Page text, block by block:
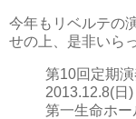
今年もリベルテの
せの上、是非いら
第10回定期
2013.12.8(
第一生命ホー